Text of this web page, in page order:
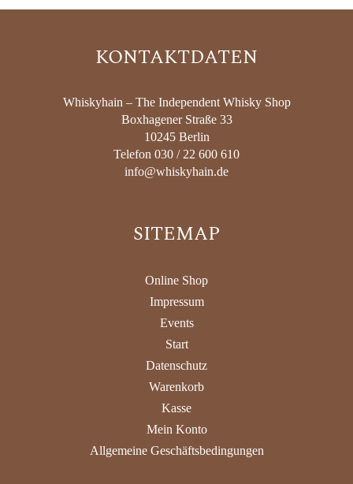
KONTAKTDATEN
Whiskyhain – The Independent Whisky Shop
Boxhagener Straße 33
10245 Berlin
Telefon 030 / 22 600 610
info@whiskyhain.de
SITEMAP
Online Shop
Impressum
Events
Start
Datenschutz
Warenkorb
Kasse
Mein Konto
Allgemeine Geschäftsbedingungen